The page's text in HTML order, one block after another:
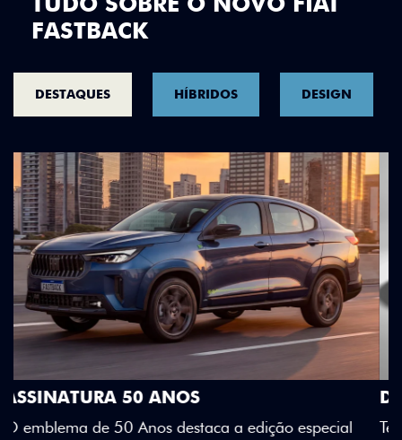
FASTBACK
DESTAQUES HÍBRIDOS DESIGN
DESIGN QUE SE DESTACA
Teto bicolor, adesivos estilizados e detalhes em Citrus